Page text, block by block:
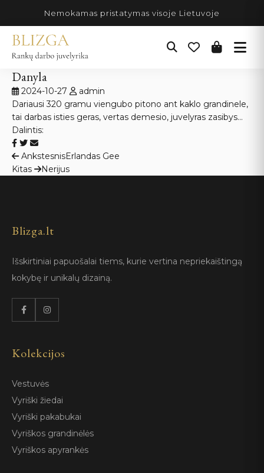
turinio
Nemokamas pristatymas visoje Lietuvoje
Danyla
2024-10-27
admin
Dariausi 320 gramu viengubo pitono ant kaklo grandinele,
tai darbas isties geras, vertas demesio, juvelyras zasibys…
Dalintis:
Navigacija
tarp
AnkstesnisErlandas Gee
Kitas
Nerijus
Blizga.lt
Išskirtiniai papuošalai tiems, kurie vertina nepriekaištingą
kokybę ir unikalų dizainą.
Kolekcijos
Vestuvės
Vyriški žiedai
Vyriški pakabukai
Vyriškos grandinėlės
Vyriškos apyrankės